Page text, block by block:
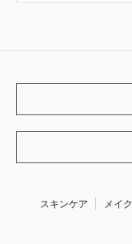
スキンケア メイク